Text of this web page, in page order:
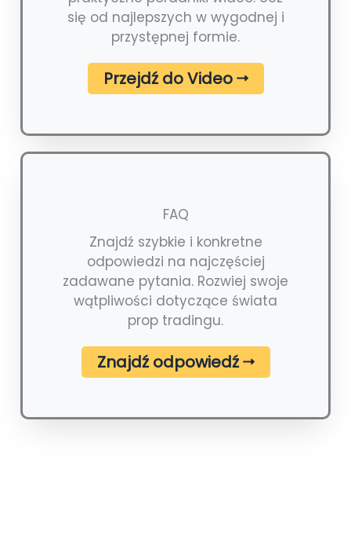
się od najlepszych w wygodnej i
przystępnej formie.
Przejdź do Video
FAQ
Znajdź szybkie i konkretne
odpowiedzi na najczęściej
zadawane pytania. Rozwiej swoje
wątpliwości dotyczące świata
prop tradingu.
Znajdź odpowiedź